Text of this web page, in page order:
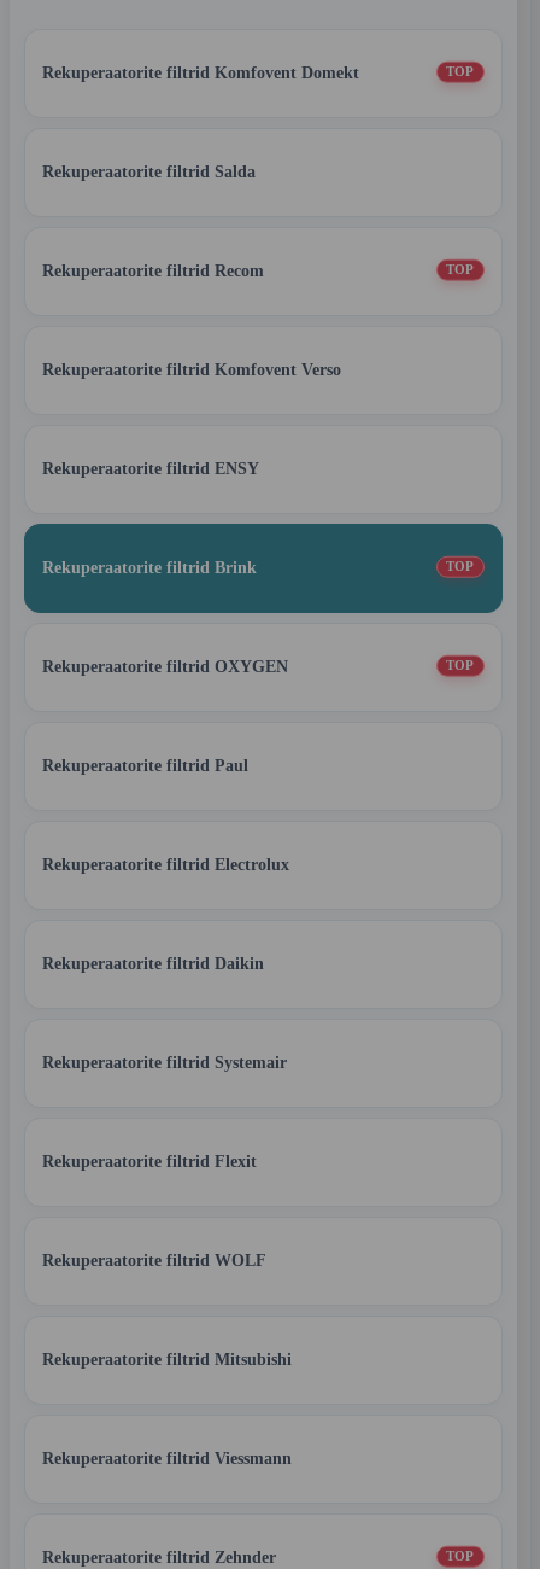
Rekuperaatorite filtrid Komfovent Domekt TOP
Rekuperaatorite filtrid Salda
Rekuperaatorite filtrid Recom TOP
Rekuperaatorite filtrid Komfovent Verso
Rekuperaatorite filtrid ENSY
Rekuperaatorite filtrid Brink TOP
Rekuperaatorite filtrid OXYGEN TOP
Rekuperaatorite filtrid Paul
Rekuperaatorite filtrid Electrolux
Rekuperaatorite filtrid Daikin
Rekuperaatorite filtrid Systemair
Rekuperaatorite filtrid Flexit
Rekuperaatorite filtrid WOLF
Rekuperaatorite filtrid Mitsubishi
Rekuperaatorite filtrid Viessmann
Rekuperaatorite filtrid Zehnder TOP